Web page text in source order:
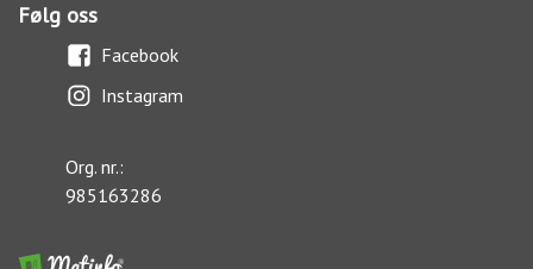
Følg oss
Facebook
Instagram
Org. nr.:
985163286